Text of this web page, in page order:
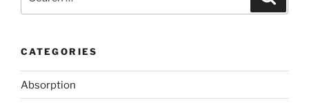
CATEGORIES
Absorption